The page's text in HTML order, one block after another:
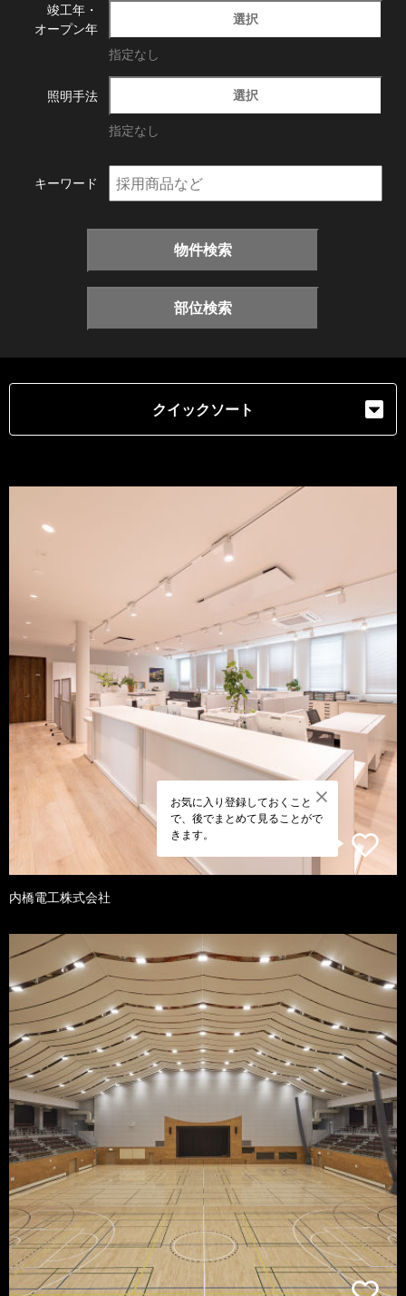
竣工年・
オープン年
選択
指定なし
照明手法 選択
指定なし
キーワード
物件検索
部位検索
クイックソート
お気に入り登録しておくこと
で、後でまとめて見ることがで
きます。
内橋電工株式会社